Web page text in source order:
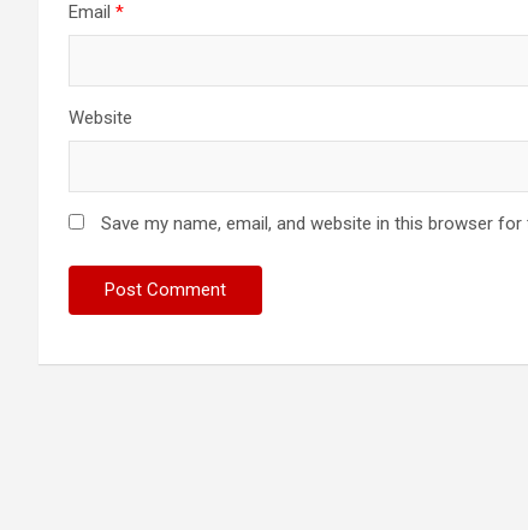
Email *
Website
Save my name, email, and website in this browser